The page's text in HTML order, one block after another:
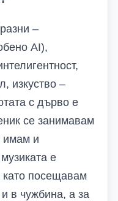
–
AI),
изкуство –
с дърво е
се занимавам
имам и
е
посещавам
в чужбина, а за